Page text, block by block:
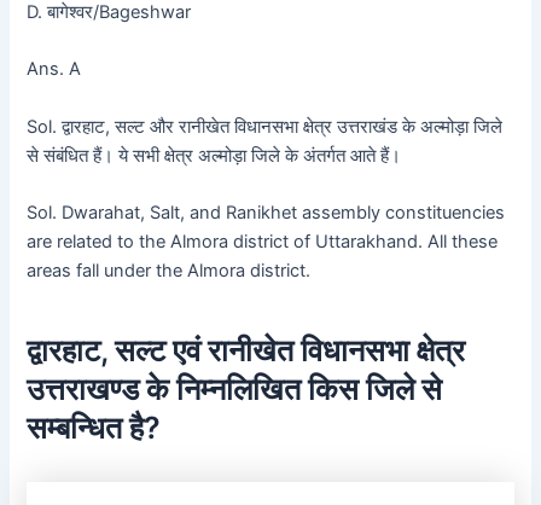
D. बागेश्वर/Bageshwar
Ans. A
Sol. द्वारहाट, सल्ट और रानीखेत विधानसभा क्षेत्र उत्तराखंड के अल्मोड़ा जिले
से संबंधित हैं। ये सभी क्षेत्र अल्मोड़ा जिले के अंतर्गत आते हैं।
Sol. Dwarahat, Salt, and Ranikhet assembly constituencies
are related to the Almora district of Uttarakhand. All these
areas fall under the Almora district.
द्वारहाट, सल्ट एवं रानीखेत विधानसभा क्षेत्र
उत्तराखण्ड के निम्नलिखित किस जिले से
सम्बन्धित है?